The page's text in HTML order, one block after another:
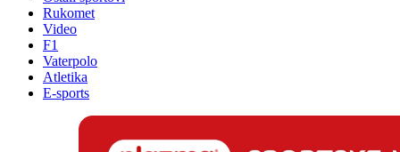
Rukomet
Video
F1
Vaterpolo
Atletika
E-sports